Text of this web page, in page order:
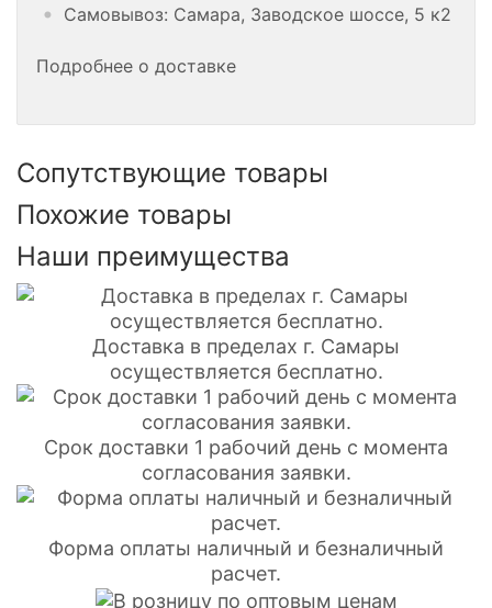
Самовывоз: Самара, Заводское шоссе, 5 к2
Подробнее о доставке
Сопутствующие товары
Похожие товары
Наши преимущества
Доставка в пределах г. Самары
осуществляется бесплатно.
Срок доставки 1 рабочий день с момента
согласования заявки.
Форма оплаты наличный и безналичный
расчет.